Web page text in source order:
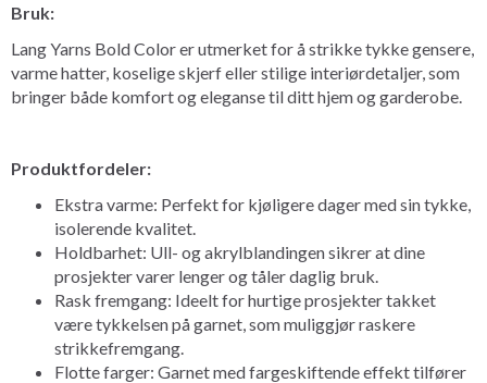
Bruk:
Lang Yarns Bold Color er utmerket for å strikke tykke gensere,
varme hatter, koselige skjerf eller stilige interiørdetaljer, som
bringer både komfort og eleganse til ditt hjem og garderobe.
Produktfordeler:
Ekstra varme: Perfekt for kjøligere dager med sin tykke,
isolerende kvalitet.
Holdbarhet: Ull- og akrylblandingen sikrer at dine
prosjekter varer lenger og tåler daglig bruk.
Rask fremgang: Ideelt for hurtige prosjekter takket
være tykkelsen på garnet, som muliggjør raskere
strikkefremgang.
Flotte farger: Garnet med fargeskiftende effekt tilfører